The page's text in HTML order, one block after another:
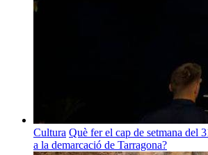
Cultura Què fer el cap de setmana del
a la demarcació de Tarragona?